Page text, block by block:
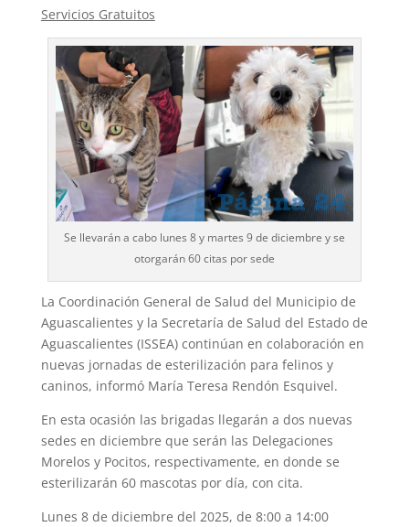
Servicios Gratuitos
Se llevarán a cabo lunes 8 y martes 9 de diciembre y se
otorgarán 60 citas por sede
La Coordinación General de Salud del Municipio de
Aguascalientes y la Secretaría de Salud del Estado de
Aguascalientes (ISSEA) continúan en colaboración en
nuevas jornadas de esterilización para felinos y
caninos, informó María Teresa Rendón Esquivel.
En esta ocasión las brigadas llegarán a dos nuevas
sedes en diciembre que serán las Delegaciones
Morelos y Pocitos, respectivamente, en donde se
esterilizarán 60 mascotas por día, con cita.
Lunes 8 de diciembre del 2025, de 8:00 a 14:00